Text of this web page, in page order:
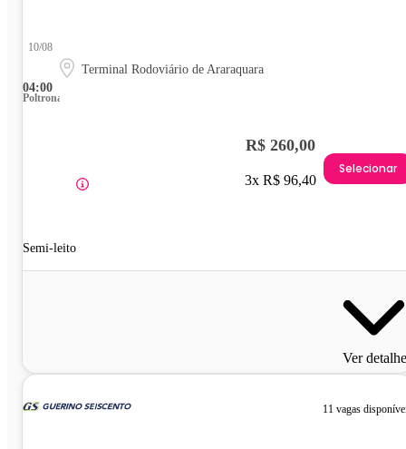
04:00
10/08
Terminal Rodoviário de Araraquara
Poltrona
Semi-leito
R$ 260,00
3x R$ 96,40
Selecionar
Ver
11 vagas